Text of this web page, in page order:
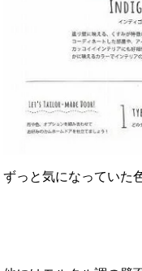
ずっと気になっていた